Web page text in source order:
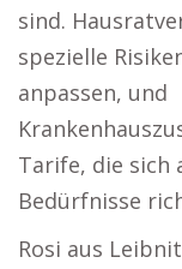
sind.
spezielle
anpassen, und
Tarife, die sich
Bedürfnisse
Rosi aus